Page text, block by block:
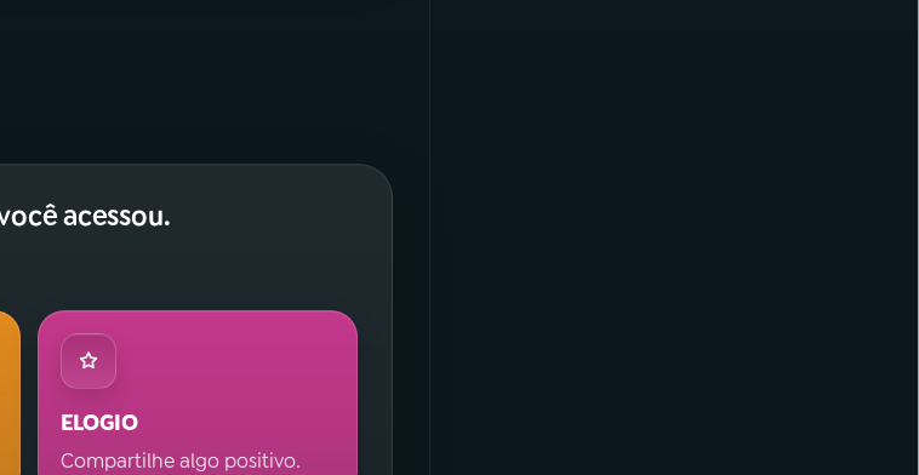
acessou.
ELOGIO
Compartilhe algo positivo.